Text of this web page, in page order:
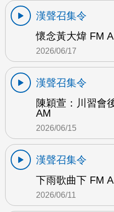
漢聲召集令
懷念黃大煒 FM
2026/06/17
漢聲召集令
陳穎萱：川習會
AM
2026/06/15
漢聲召集令
下雨歌曲下 FM
2026/06/11